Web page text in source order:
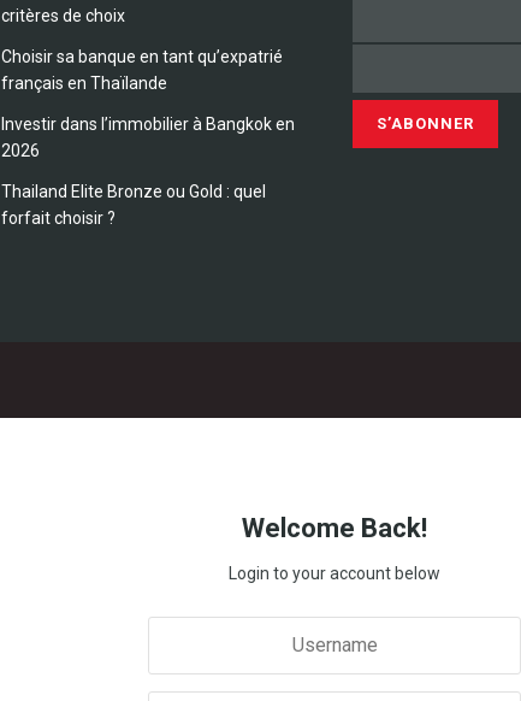
critères de choix
Choisir sa banque en tant qu’expatrié
français en Thaïlande
Investir dans l’immobilier à Bangkok en
2026
Thailand Elite Bronze ou Gold : quel
forfait choisir ?
Welcome Back!
Login to your account below